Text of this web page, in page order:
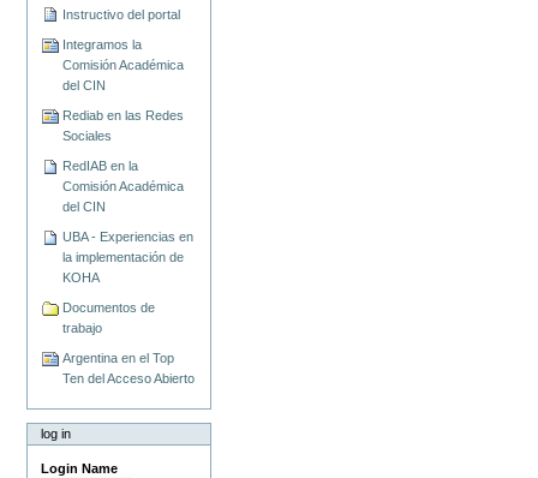
Instructivo del portal
Integramos la
Comisión Académica
del CIN
Rediab en las Redes
Sociales
RedIAB en la
Comisión Académica
del CIN
UBA - Experiencias en
la implementación de
KOHA
Documentos de
trabajo
Argentina en el Top
Ten del Acceso Abierto
log in
Login Name